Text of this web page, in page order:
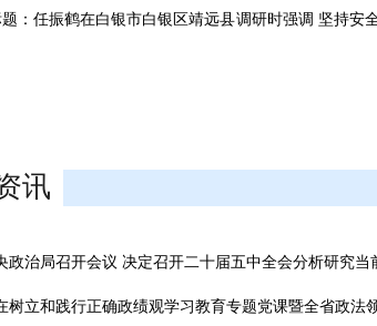
题：任振鹤在白银市白银区靖远县调研时强调 坚持
讯
政治局召开会议 决定召开二十届五中全会分析研究当
树立和践行正确政绩观学习教育专题党课暨全省政